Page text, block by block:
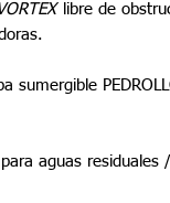
libre de
sumergible
aguas residuales